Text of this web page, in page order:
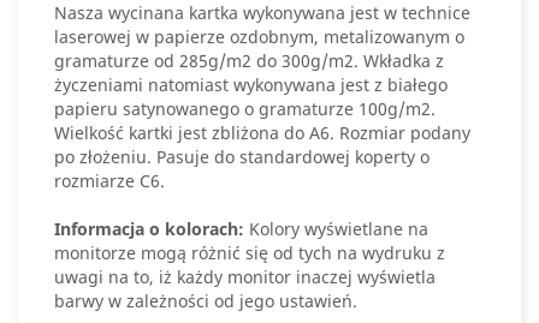
Nasza wycinana kartka wykonywana jest w technice
laserowej w papierze ozdobnym, metalizowanym o
gramaturze od 285g/m2 do 300g/m2. Wkładka z
życzeniami natomiast wykonywana jest z białego
papieru satynowanego o gramaturze 100g/m2.
Wielkość kartki jest zbliżona do A6. Rozmiar podany
po złożeniu. Pasuje do standardowej koperty o
rozmiarze C6.
Informacja o kolorach: Kolory wyświetlane na
monitorze mogą różnić się od tych na wydruku z
uwagi na to, iż każdy monitor inaczej wyświetla
barwy w zależności od jego ustawień.